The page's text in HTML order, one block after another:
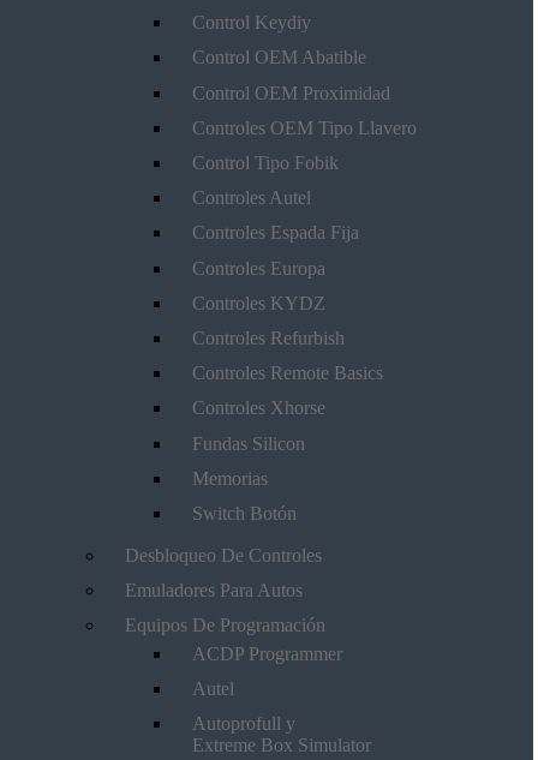
Control Keydiy
Control OEM Abatible
Control OEM Proximidad
Controles OEM Tipo Llavero
Control Tipo Fobik
Controles Autel
Controles Espada Fija
Controles Europa
Controles KYDZ
Controles Refurbish
Controles Remote Basics
Controles Xhorse
Fundas Silicon
Memorias
Switch Botón
Desbloqueo De Controles
Emuladores Para Autos
Equipos De Programación
ACDP Programmer
Autel
Autoprofull y
Extreme Box Simulator